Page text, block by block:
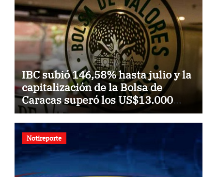
IBC subió 146,58% hasta julio y la
capitalización de la Bolsa de
Caracas superó los US$13.000
millones
Notireporte